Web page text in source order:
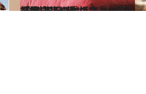
2014.12.3
『商店街のネコ店長』刊行記念 看板ネコ“総選挙”結果発表！
ライフスタイル